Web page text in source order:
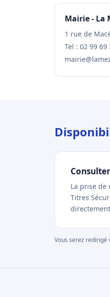
Mairie - La
1 rue de
Tel : 02 99 69
La prise de
Titres
Vous serez redirigé